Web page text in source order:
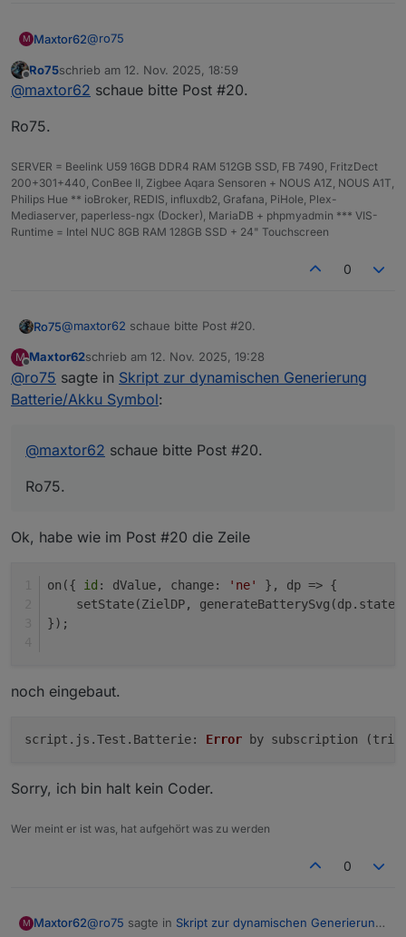
M Maxtor62@ro75
Noch ne Frage: wie wird das Skript getriggert? Mein
Datenpunkt hat sich geändert, das tolle Bild leider
Offline
Ro75schrieb am 12. Nov. 2025, 18:59
zuletzt editiert von
@maxtor62 schaue bitte Post #20.
Ro75.
SERVER = Beelink U59 16GB DDR4 RAM 512GB SSD, FB 7490, FritzDect
200+301+440, ConBee II, Zigbee Aqara Sensoren + NOUS A1Z, NOUS A1T,
Philips Hue ** ioBroker, REDIS, influxdb2, Grafana, PiHole, Plex-
Mediaserver, paperless-ngx (Docker), MariaDB + phpmyadmin *** VIS-
Runtime = Intel NUC 8GB RAM 128GB SSD + 24" Touchscreen
0
Ro75@maxtor62 schaue bitte Post #20.
Ro75.
M
Offline
Maxtor62schrieb am 12. Nov. 2025, 19:28
zuletzt editiert von
@ro75 sagte in Skript zur dynamischen Generierung
Batterie/Akku Symbol:
@maxtor62 schaue bitte Post #20.
Ro75.
Ok, habe wie im Post #20 die Zeile
on({ id : dValue, change: 'ne'
}, dp => {
setState(ZielDP,
});
noch eingebaut.
script. js .Test . Batterie: Error by subscription
Sorry, ich bin halt kein Coder.
Wer meint er ist was, hat aufgehört was zu werden
0
M Maxtor62@ro75 sagte in Skript zur dynamischen Generierung